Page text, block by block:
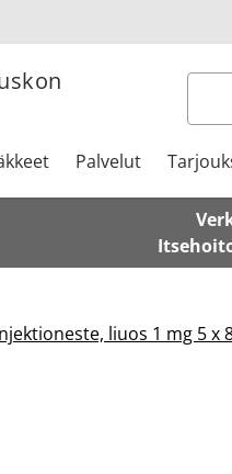
Haku
Palvelut
liuos 1 mg 5 x